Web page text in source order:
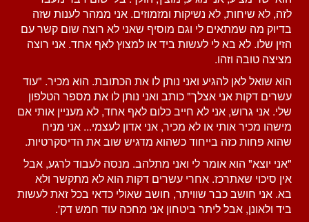
לזה, לא שיחות, לא נשיקות ומזמוזים. אני ממהר לענות שזה
בדיוק מה שמתאים לי וגם מוסיף שאני לא רוצה שום קשר עם
הזין שלו. לא בא לי לעשות ביד או למצוץ לאף אחד. אני רוצה
מציצה טובה וזהו.
הוא שואל לאן להגיע ואני נותן לו את הכתובת. הוא מכיר. "עוד
עשרים דקות אני אצלך" כותב ואני נותן לו את מספר הטלפון
שלי. אני גרוש, אני לא חייב כלום לאף אחד, לא מעניין אותי אם
מישהו מכיר אותי או לא מכיר, אני אדון לעצמי... אני מניח
שהוא פחות כזה בייחוד כשהוא מדגיש שוב את הדיסקרטיות.
"אני יוצא" הוא אומר לי ואני מתלהב. מנסה לעבוד לרגע, אבל
אין סיכוי שאתרכז. אחרי עשרים דקות הוא לא מתקשר ולא
בא. אני חושב כבר שוויתר, חושב שאולי כדאי בכל זאת לעשות
ביד ולאונן, אבל ליתר ביטחון אני מחכה עוד חמש דק'.